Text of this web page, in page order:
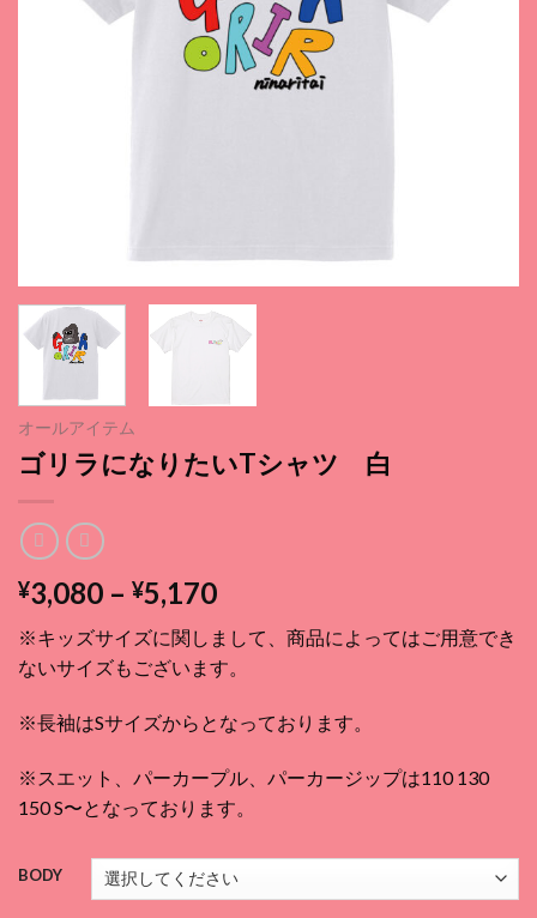
オールアイテム
ゴリラになりたいTシャツ 白
¥3,080 – ¥5,170価
帯:
¥3,080
–
¥5,170
※キッズサイズに関しまして、商品によってはご用意でき
ないサイズもございます。
※長袖はSサイズからとなっております。
※スエット、パーカープル、パーカージップは110 130
150 S〜となっております。
BODY